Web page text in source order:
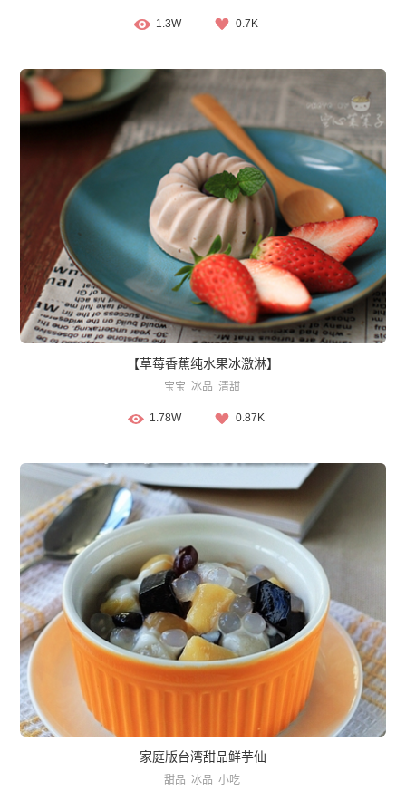
1.3W 0.7K
【草莓香蕉纯水果冰激淋】
宝宝 冰品 清甜
1.78W 0.87K
家庭版台湾甜品鲜芋仙
甜品 冰品 小吃